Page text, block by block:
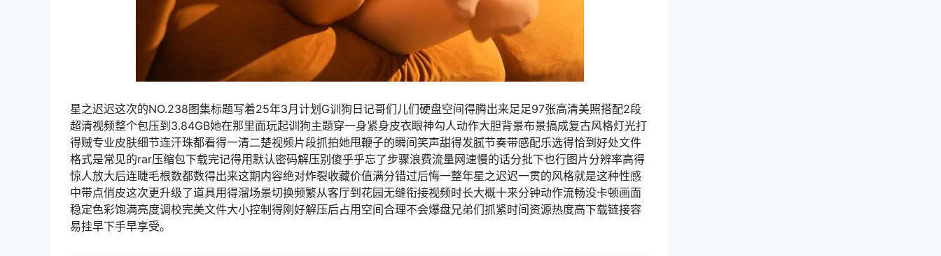
星之迟迟这次的NO.238图集标题写着25年3月计划G训狗日记哥们儿们硬盘空间得腾出来足足97张高清美照搭配2段
超清视频整个包压到3.84GB她在那里面玩起训狗主题穿一身紧身皮衣眼神勾人动作大胆背景布景搞成复古风格灯光打
得贼专业皮肤细节连汗珠都看得一清二楚视频片段抓拍她甩鞭子的瞬间笑声甜得发腻节奏带感配乐选得恰到好处文件
格式是常见的rar压缩包下载完记得用默认密码解压别傻乎乎忘了步骤浪费流量网速慢的话分批下也行图片分辨率高得
惊人放大后连睫毛根数都数得出来这期内容绝对炸裂收藏价值满分错过后悔一整年星之迟迟一贯的风格就是这种性感
中带点俏皮这次更升级了道具用得溜场景切换频繁从客厅到花园无缝衔接视频时长大概十来分钟动作流畅没卡顿画面
稳定色彩饱满亮度调校完美文件大小控制得刚好解压后占用空间合理不会爆盘兄弟们抓紧时间资源热度高下载链接容
易挂早下手早享受。